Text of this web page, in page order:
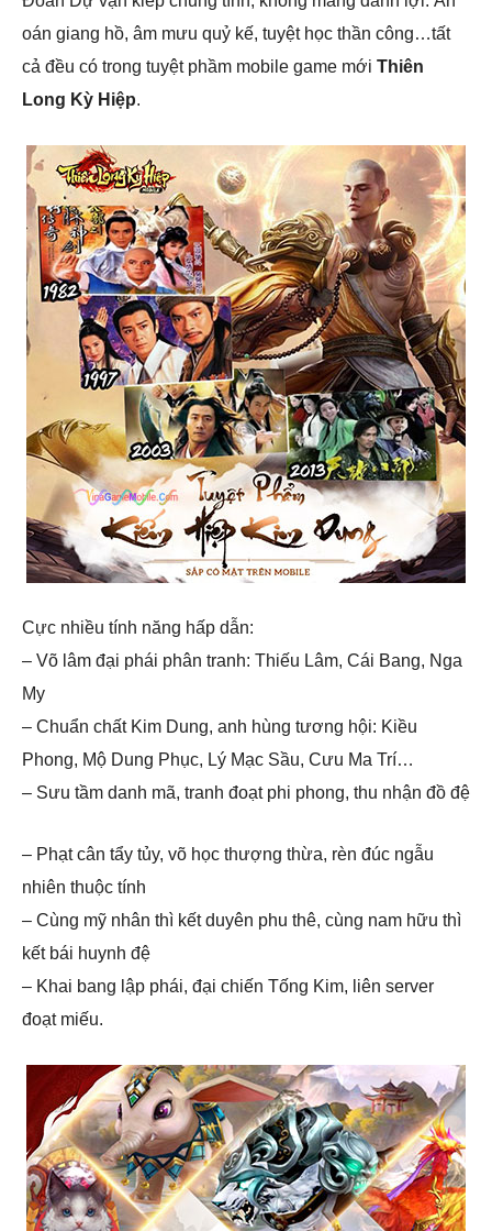
oán giang hồ, âm mưu quỷ kế, tuyệt học thần công…tất
cả đều có trong tuyệt phầm mobile game mới Thiên
Long Kỳ Hiệp.
Cực nhiều tính năng hấp dẫn:
– Võ lâm đại phái phân tranh: Thiếu Lâm, Cái Bang, Nga
My
– Chuẩn chất Kim Dung, anh hùng tương hội: Kiều
Phong, Mộ Dung Phục, Lý Mạc Sầu, Cưu Ma Trí…
– Sưu tầm danh mã, tranh đoạt phi phong, thu nhận đồ đệ
– Phạt cân tẩy tủy, võ học thượng thừa, rèn đúc ngẫu
nhiên thuộc tính
– Cùng mỹ nhân thì kết duyên phu thê, cùng nam hữu thì
kết bái huynh đệ
– Khai bang lập phái, đại chiến Tống Kim, liên server
đoạt miếu.